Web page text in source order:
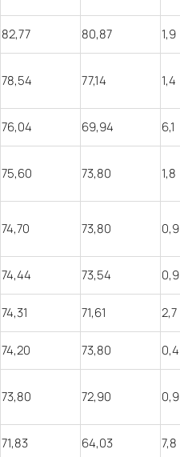
82,77 80,87 1,9
78,54 77,14 1,4
76,04 69,94 6,1
75,60 73,80 1,8
74,70 73,80 0,9
74,44 73,54 0,9
74,31 71,61 2,7
74,20 73,80 0,4
73,80 72,90 0,9
71,83 64,03 7,8